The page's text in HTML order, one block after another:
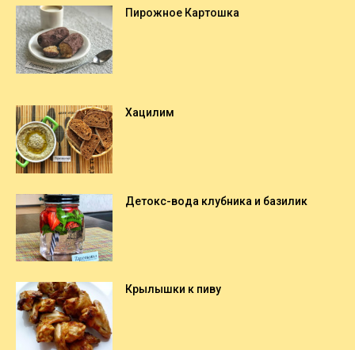
Пирожное Картошка
Хацилим
Детокс-вода клубника и базилик
Крылышки к пиву